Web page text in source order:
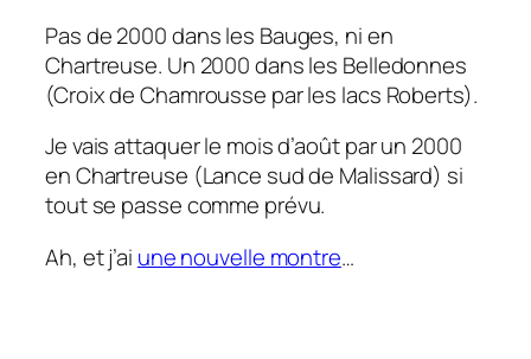
Pas de 2000 dans les Bauges, ni en
Chartreuse. Un 2000 dans les Belledonnes
(Croix de Chamrousse par les lacs Roberts).
Je vais attaquer le mois d’août par un 2000
en Chartreuse (Lance sud de Malissard) si
tout se passe comme prévu.
Ah, et j’ai une nouvelle montre…